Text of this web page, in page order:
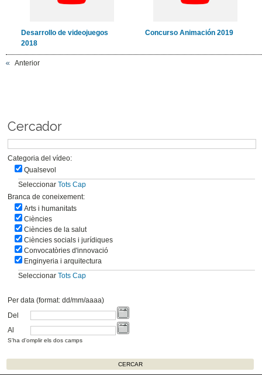
Desarrollo de videojuegos
2018
Concurso Animación 2019
Anterior
Cercador
Categoria del vídeo:
Qualsevol
SeleccionarTots Cap
Branca de coneixement:
Arts i humanitats
Ciències
Ciències de la salut
Ciències socials i jurídiques
Convocatòries d'innovació
Enginyeria i arquitectura
SeleccionarTots Cap
Per data (format: dd/mm/aaaa)
Del
Al
S'ha d'omplir els dos camps